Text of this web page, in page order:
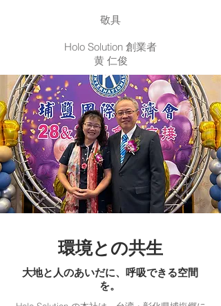
敬具
Holo Solution 創業者
黄 仁俊
環境との共生
大地と人のあいだに、呼吸できる空間
を。